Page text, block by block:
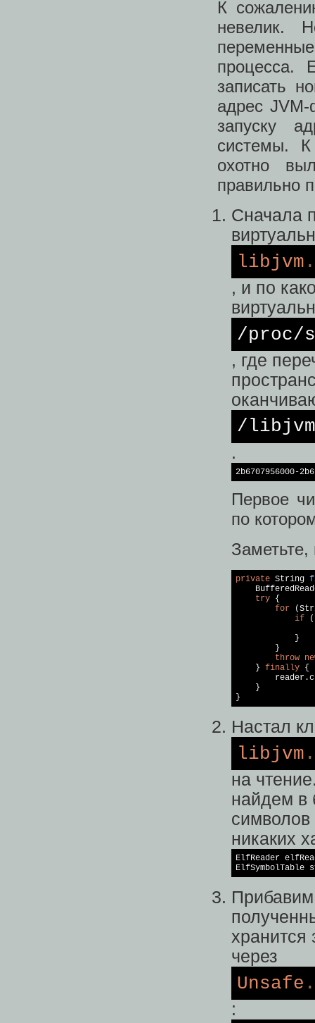
К
невелик.
процесса.
записать
адрес JVM-
запуску
системы.
охотно
правильно
Сначала
libjvm
, и по
/proc/
, где
/
.
2b6707956000-
Первое
по
Заметьте,
private String
try {
for
if
            }
        }
throw
    }
finally {
    }
Настал
libjvm
на
найдем в
символов
никаких
ElfReader
ElfSymbolTable
хранится
через
Unsafe
: